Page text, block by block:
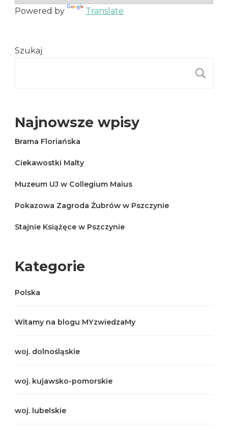
Powered by Translate
Szukaj
Najnowsze wpisy
Brama Floriańska
Ciekawostki Malty
Muzeum UJ w Collegium Maius
Pokazowa Zagroda Żubrów w Pszczynie
Stajnie Książęce w Pszczynie
Kategorie
Polska
Witamy na blogu MYzwiedzaMy
woj. dolnośląskie
woj. kujawsko-pomorskie
woj. lubelskie